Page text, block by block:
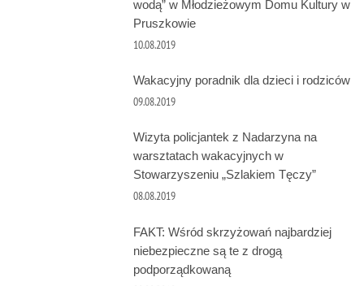
wodą” w Młodzieżowym Domu Kultury w
Pruszkowie
10.08.2019
Wakacyjny poradnik dla dzieci i rodziców
09.08.2019
Wizyta policjantek z Nadarzyna na
warsztatach wakacyjnych w
Stowarzyszeniu „Szlakiem Tęczy”
08.08.2019
FAKT: Wśród skrzyżowań najbardziej
niebezpieczne są te z drogą
podporządkowaną